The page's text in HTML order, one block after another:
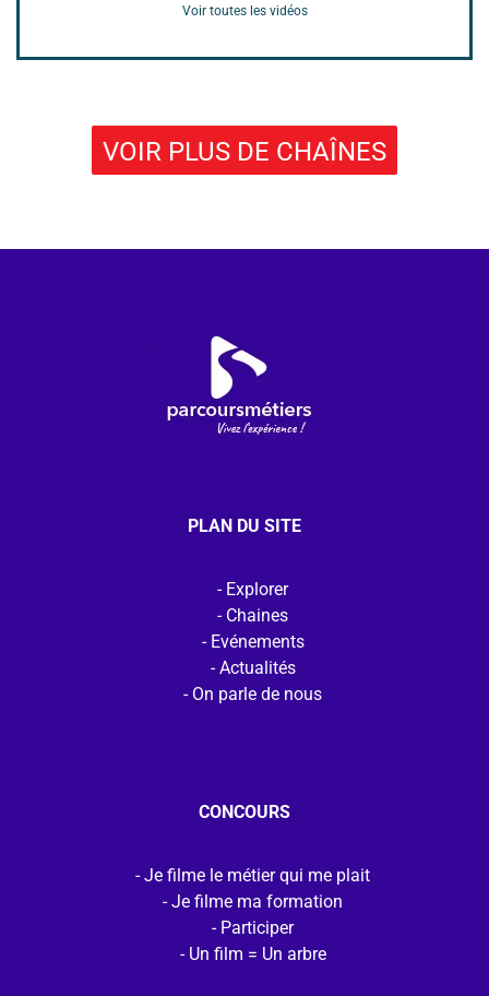
Voir toutes les vidéos
VOIR PLUS DE CHAÎNES
PLAN DU SITE
Explorer
Chaines
Evénements
Actualités
On parle de nous
CONCOURS
Je filme le métier qui me plait
Je filme ma formation
Participer
Un film = Un arbre